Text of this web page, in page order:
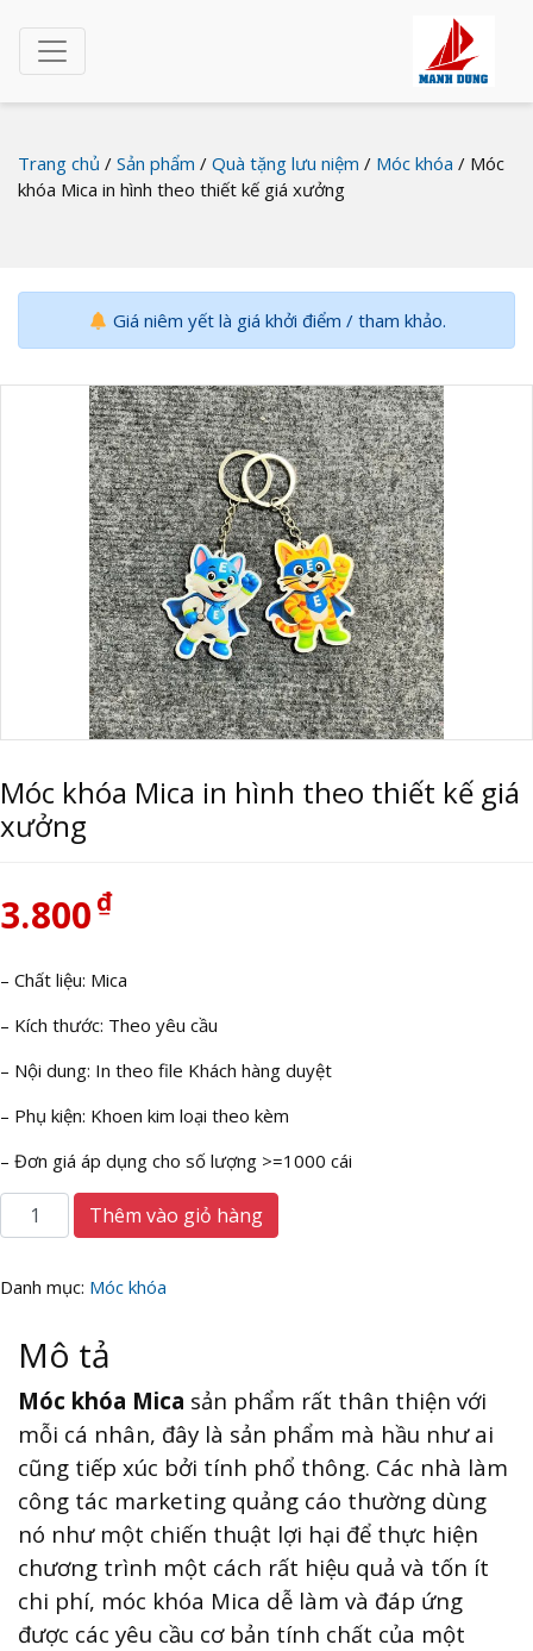
Trang chủ / Sản phẩm / Quà tặng lưu niệm / Móc khóa / Móc
khóa Mica in hình theo thiết kế giá xưởng
Giá niêm yết là giá khởi điểm / tham khảo.
Móc khóa Mica in hình theo thiết kế giá
xưởng
3.800₫
– Chất liệu: Mica
– Kích thước: Theo yêu cầu
– Nội dung: In theo file Khách hàng duyệt
– Phụ kiện: Khoen kim loại theo kèm
– Đơn giá áp dụng cho số lượng >=1000 cái
Móc
khóa
in
thiết
giá
xưởng
lượng
Thêm vào giỏ hàng
Danh mục: Móc khóa
Mô tả
Móc khóa Mica sản phẩm rất thân thiện với
mỗi cá nhân, đây là sản phẩm mà hầu như ai
cũng tiếp xúc bởi tính phổ thông. Các nhà làm
công tác marketing quảng cáo thường dùng
nó như một chiến thuật lợi hại để thực hiện
chương trình một cách rất hiệu quả và tốn ít
chi phí, móc khóa Mica dễ làm và đáp ứng
được các yêu cầu cơ bản tính chất của một